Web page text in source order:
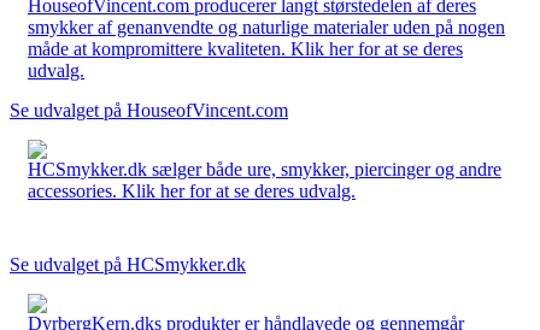
HouseofVincent.com producerer langt størstedelen af deres
smykker af genanvendte og naturlige materialer uden på nogen
måde at kompromittere kvaliteten. Klik her for at se deres
udvalg.
Se udvalget på HouseofVincent.com
HCSmykker.dk sælger både ure, smykker, piercinger og andre
accessories. Klik her for at se deres udvalg.
Se udvalget på HCSmykker.dk
DyrbergKern.dks produkter er håndlavede og gennemgår